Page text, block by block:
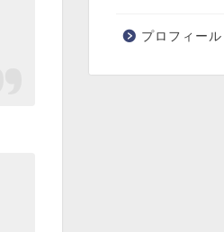
プロフィール